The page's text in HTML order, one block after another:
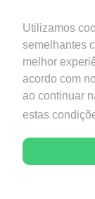
Utilizamos
semelhantes
melhor
acordo com
ao continuar
estas